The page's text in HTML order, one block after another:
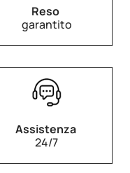
Reso
garantito
Assistenza
24/7